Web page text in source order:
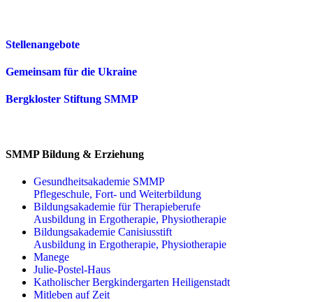
Stellenangebote
Gemeinsam für die Ukraine
Bergkloster Stiftung SMMP
SMMP Bildung & Erziehung
Gesundheitsakademie SMMP
Pflegeschule, Fort- und Weiterbildung
Bildungsakademie für Therapieberufe
Ausbildung in Ergotherapie, Physiotherapie
Bildungsakademie Canisiusstift
Ausbildung in Ergotherapie, Physiotherapie
Manege
Julie-Postel-Haus
Katholischer Bergkindergarten Heiligenstadt
Mitleben auf Zeit